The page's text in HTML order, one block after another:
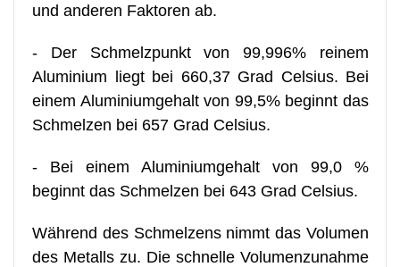
und anderen Faktoren ab.
- Der Schmelzpunkt von 99,996% reinem
Aluminium liegt bei 660,37 Grad Celsius. Bei
einem Aluminiumgehalt von 99,5% beginnt das
Schmelzen bei 657 Grad Celsius.
- Bei einem Aluminiumgehalt von 99,0 %
beginnt das Schmelzen bei 643 Grad Celsius.
Während des Schmelzens nimmt das Volumen
des Metalls zu. Die schnelle Volumenzunahme